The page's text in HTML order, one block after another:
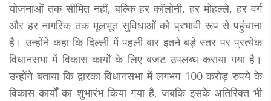
योजनाओं तक सीमित नहीं, बल्कि हर कॉलोनी, हर मोहल्ले, हर वर्ग
और हर नागरिक तक मूलभूत सुविधाओं को प्रभावी रूप से पहुंचाना
है। उन्होंने कहा कि दिल्ली में पहली बार इतने बड़े स्तर पर प्रत्येक
विधानसभा में विकास कार्यों के लिए बजट उपलब्ध कराया गया है।
उन्होंने बताया कि द्वारका विधानसभा में लगभग 100 करोड़ रुपये के
विकास कार्यों का शुभारंभ किया गया है, जबकि इसके अतिरिक्त भी